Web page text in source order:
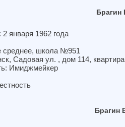
Брагин
января 1962 года
среднее, школа №951
Садовая ул. , дом 114,
Имиджмейкер
Брагин